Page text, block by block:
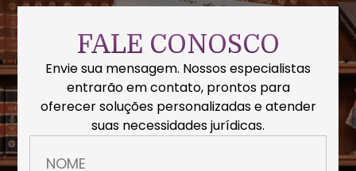
FALE CONOSCO
Envie sua mensagem. Nossos especialistas
entrarão em contato, prontos para
oferecer soluções personalizadas e atender
suas necessidades jurídicas.